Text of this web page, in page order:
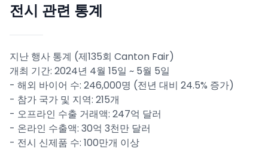
전시 관련 통계
지난 행사 통계 (제135회 Canton Fair)
개최 기간: 2024년 4월 15일 ~ 5월 5일
- 해외 바이어 수: 246,000명 (전년 대비 24.5% 증가)
- 참가 국가 및 지역: 215개
- 오프라인 수출 거래액: 247억 달러
- 온라인 수출액: 30억 3천만 달러
- 전시 신제품 수: 100만개 이상